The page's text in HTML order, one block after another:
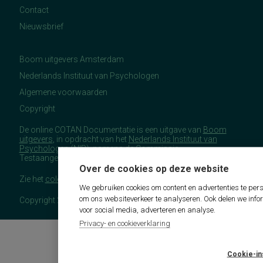
Over de cookies op deze website
We gebruiken cookies om content en advertenties te
om ons websiteverkeer te analyseren. Ook delen we
voor social media, adverteren en analyse.
Privacy- en cookieverklaring
Cookie-
Contact
Nieuwsbrief
Boom uitgevers Amsterdam
Nederlands Instituut van Psychologen
Algemene voorwaarden
Copyright
De online COTAN Documentatie is een uitgave van Boom
uitgevers , in opdracht van het Nederlands Instituut van
Psychologen(NIP), namens de Commissie
Testaangelegenheden Nederland (COTAN).
Zie het colofon
Copyright 2026 - COTAN Documentatie